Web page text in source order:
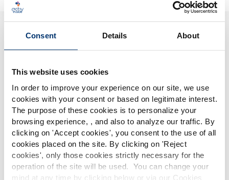
Consent Details About
This website uses cookies
In order to improve your experience on our site, we use
cookies with your consent or based on legitimate interest.
The purpose of these cookies is to personalize your
browsing experience, , and also to analyze our traffic. By
clicking on 'Accept cookies', you consent to the use of all
cookies placed on the site. By clicking on 'Reject
cookies', only those cookies strictly necessary for the
operation of the site will be used. You can change your
mind at any time by clicking below or via our Cookies
Por favor seleccione su
mercado
Global USA
This website is intended exclusively for
Cree su fórmula personalizada
Nuestras soluciones
Descubra nuestros extractos botánicos y soluciones
de ingredientes nutracéuticos para crear su propia